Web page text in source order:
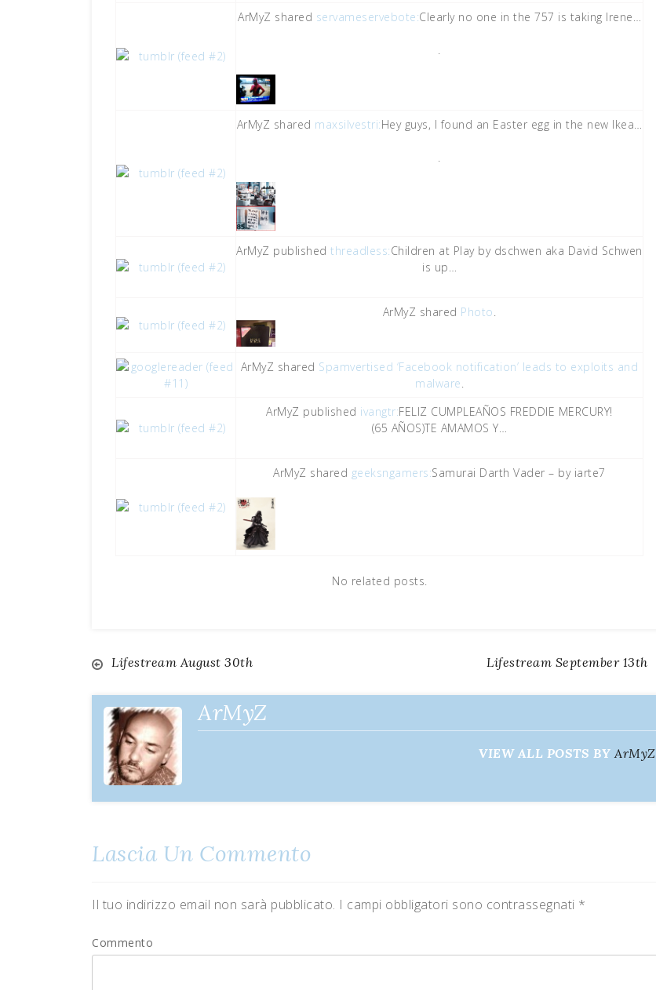
ArMyZ shared servameservebote:Clearly no one in the 757 is taking Irene…
.
ArMyZ shared maxsilvestri:Hey guys, I found an Easter egg in the new Ikea…
.
ArMyZ publishedthreadless:Children at Play by dschwen aka David Schwen
is up…
ArMyZ shared Photo.
ArMyZ shared Spamvertised ‘Facebook notification’ leads to exploits and
malware.
ArMyZ published ivangtr:FELIZ CUMPLEAÑOS FREDDIE MERCURY!
(65 AÑOS)TE AMAMOS Y…
ArMyZ shared geeksngamers:Samurai Darth Vader – by iarte7
No related posts.
Navigazione
articoli
Lifestream August 30th Lifestream September 13th
ArMyZ
VIEW ALL POSTS BYArMyZ
Lascia Un Commento
Il tuo indirizzo email non sarà pubblicato. I campi obbligatori sono contrassegnati *
Commento